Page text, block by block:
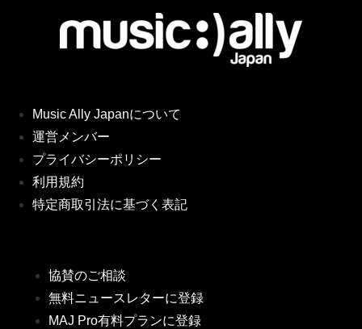
Music Ally Japanについて
運営メンバー
プライバシーポリシー
利用規約
特定商取引法に基づく表記
協賛のご相談
無料ニュースレターに登録
MAJ Pro有料プランに登録